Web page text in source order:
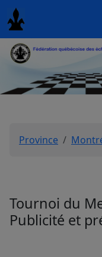
Province
Tournoi du
Publicité et